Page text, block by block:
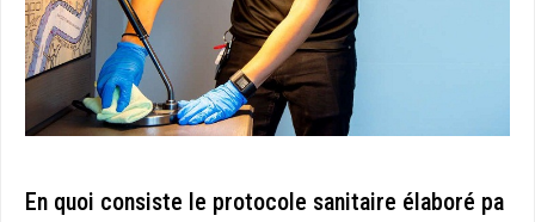
En quoi consiste le protocole sanitaire élaboré pa